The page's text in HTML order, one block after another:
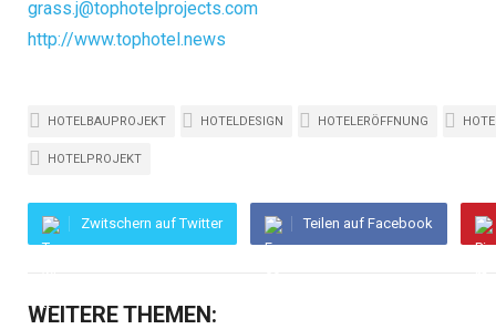
grass.j@tophotelprojects.com
http://www.tophotel.news
HOTELBAUPROJEKT HOTELDESIGN HOTELERÖFFNUNG
HOTELPROJEKT
Zwitschern auf Twitter Teilen auf Facebook
WEITERE THEMEN: